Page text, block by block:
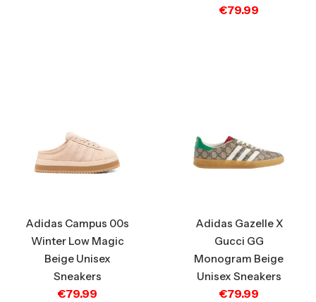
€79.99
Adidas Campus 00s
Winter Low Magic
Beige Unisex
Sneakers
€79.99
Adidas Gazelle X
Gucci GG
Monogram Beige
Unisex Sneakers
€79.99